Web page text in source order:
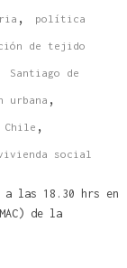
, política
de tejido
Santiago de
urbana ,
Chile ,
social
a las 18.30 hrs en
de la